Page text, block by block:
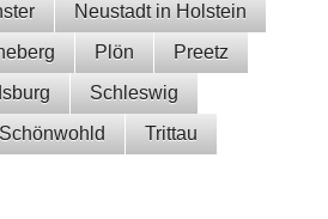
Neustadt in Holstein
Plön
Preetz
Schleswig
Schönwohld
Trittau